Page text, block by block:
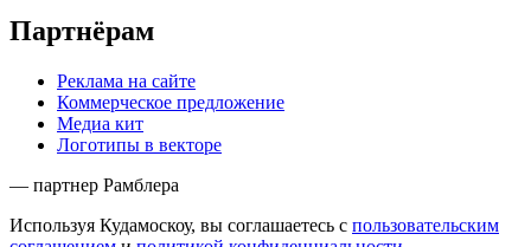
Партнёрам
Реклама на сайте
Коммерческое предложение
Медиа кит
Логотипы в векторе
— партнер Рамблера
Используя Кудамоскоу, вы соглашаетесь с пользовательским